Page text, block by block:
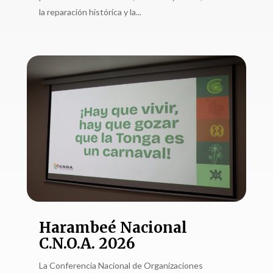
la reparación histórica y la...
Harambeé Nacional
C.N.O.A. 2026
La Conferencia Nacional de Organizaciones